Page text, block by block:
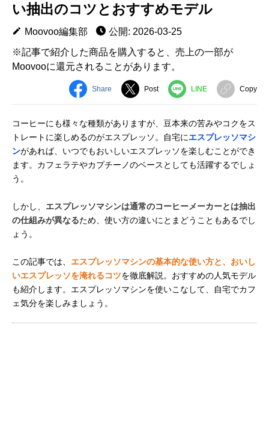
い抽出のコツとおすすめモデル
Moovoo編集部
公開: 2026-03-25
※記事で紹介した商品を購入すると、売上の一部が
Moovooに還元されることがあります。
Share Post LINE Copy
コーヒーにも様々な種類がありますが、豆本来の苦みやコクをス
トレートに楽しめるのがエスプレッソ。自宅にエスプレッソマシ
ンがあれば、いつでもおいしいエスプレッソを楽しむことができ
ます。カフェラテやカプチーノのベースとしても活躍するでしょ
う。
しかし、 エスプレッソマシンは通常のコーヒーメーカーとは抽出
の仕組みが異なるため、使い方の違いにとまどうこともあるでし
ょう。
この記事では、 エスプレッソマシンの基本的な使い方と、おいし
いエスプレッソを淹れるコツを徹底解説。おすすめの人気モデル
も紹介します。エスプレッソマシンを使いこなして、自宅でカフ
ェ気分を楽しみましょう。